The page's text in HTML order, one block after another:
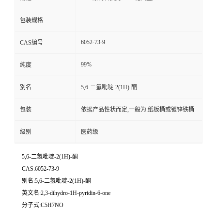
包装规格
CAS编号 6052-73-9
纯度 99%
别名 5,6-二氢吡啶-2(1H)-酮
包装 依据产品性状而定,一般为:纸板桶或镀锌铁桶
级别 医药级
5,6-二氢吡啶-2(1H)-酮
CAS:6052-73-9
别名:5,6-二氢吡啶-2(1H)-酮
英文名:2,3-dihydro-1H-pyridin-6-one
分子式:C5H7NO